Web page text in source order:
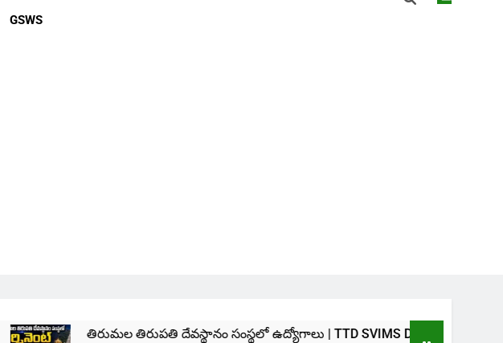
GSWS
తిరుమల తిరుపతి దేవస్థానం సంస్థలో ఉద్యోగాలు | TTD SVIMS Direct Recruitment 2026